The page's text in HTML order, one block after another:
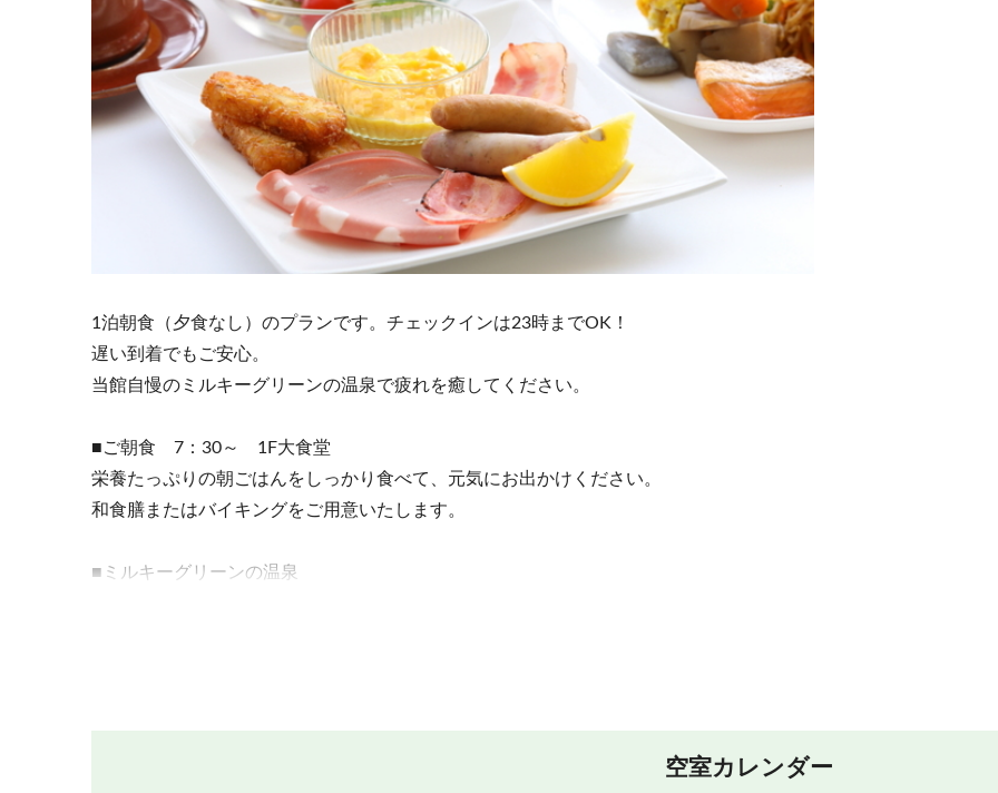
1泊朝食（夕食なし）のプランです。チェックインは23時までOK！
遅い到着でもご安心。
当館自慢のミルキーグリーンの温泉で疲れを癒してください。
■ご朝食 7：30～ 1F大食堂
栄養たっぷりの朝ごはんをしっかり食べて、元気にお出かけください。
和食膳またはバイキングをご用意いたします。
■ミルキーグリーンの温泉
空室カレンダー